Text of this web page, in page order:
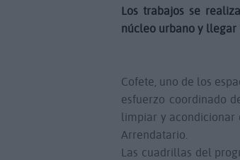
Los trabajos se
núcleo urbano y
Cofete, uno de los
esfuerzo coordinado
limpiar y acondicionar
Arrendatario.
Las cuadrillas del